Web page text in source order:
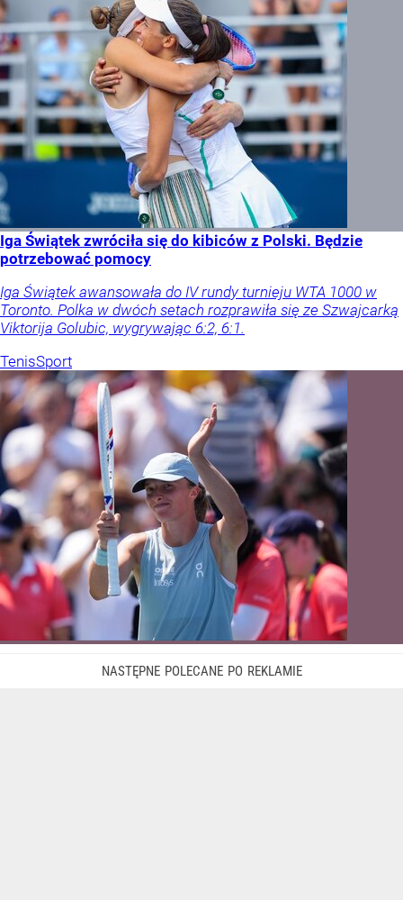
Iga Świątek zwróciła się do kibiców z Polski. Będzie
potrzebować pomocy
Iga Świątek awansowała do IV rundy turnieju WTA 1000 w
Toronto. Polka w dwóch setach rozprawiła się ze Szwajcarką
Viktorija Golubic, wygrywając 6:2, 6:1.
TenisSport